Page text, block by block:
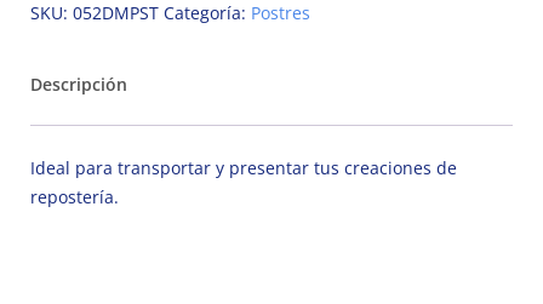
SKU: 052DMPST Categoría: Postres
Descripción
Ideal para transportar y presentar tus creaciones de
repostería.